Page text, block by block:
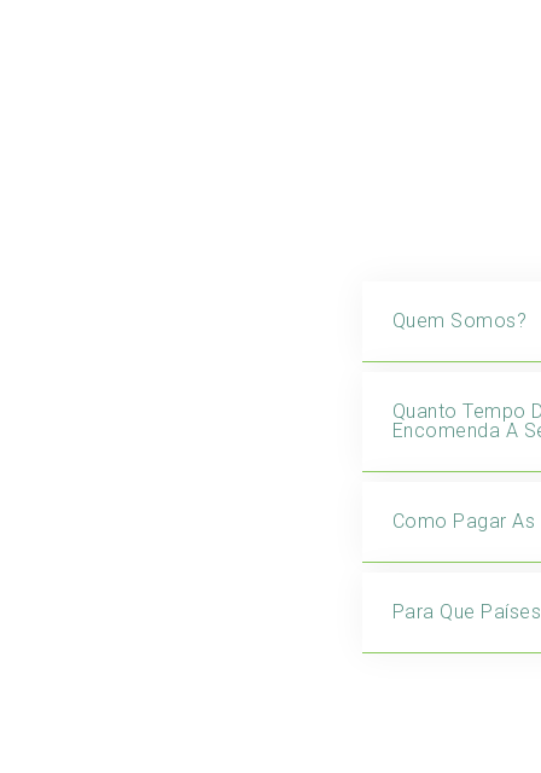
Quem Somos?
Quanto Tempo
Encomenda A
Como Pagar
Para Que